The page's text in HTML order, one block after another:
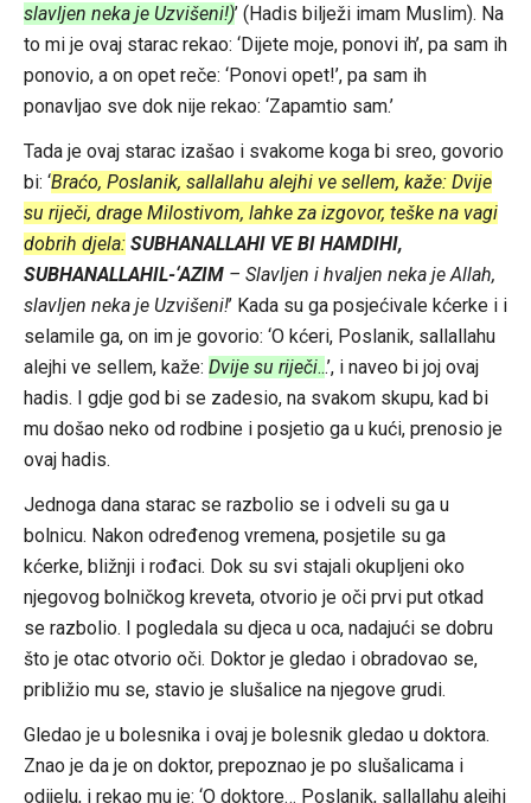
slavljen neka je Uzvišeni!)’ (Hadis bilježi imam Muslim). Na
to mi je ovaj starac rekao: ‘Dijete moje, ponovi ih’, pa sam ih
ponovio, a on opet reče: ‘Ponovi opet!’, pa sam ih
ponavljao sve dok nije rekao: ‘Zapamtio sam.’
Tada je ovaj starac izašao i svakome koga bi sreo, govorio
bi: ‘Braćo, Poslanik, sallallahu alejhi ve sellem, kaže: Dvije
su riječi, drage Milostivom, lahke za izgovor, teške na vagi
dobrih djela: SUBHANALLAHI VE BI HAMDIHI,
SUBHANALLAHIL-‘AZIM– Slavljen i hvaljen neka je Allah,
slavljen neka je Uzvišeni!’ Kada su ga posjećivale kćerke i i
selamile ga, on im je govorio: ‘O kćeri, Poslanik, sallallahu
alejhi ve sellem, kaže: Dvije su riječi...’, i naveo bi joj ovaj
hadis. I gdje god bi se zadesio, na svakom skupu, kad bi
mu došao neko od rodbine i posjetio ga u kući, prenosio je
ovaj hadis.
Jednoga dana starac se razbolio se i odveli su ga u
bolnicu. Nakon određenog vremena, posjetile su ga
kćerke, bližnji i rođaci. Dok su svi stajali okupljeni oko
njegovog bolničkog kreveta, otvorio je oči prvi put otkad
se razbolio. I pogledala su djeca u oca, nadajući se dobru
što je otac otvorio oči. Doktor je gledao i obradovao se,
približio mu se, stavio je slušalice na njegove grudi.
Gledao je u bolesnika i ovaj je bolesnik gledao u doktora.
Znao je da je on doktor, prepoznao je po slušalicama i
odijelu, i rekao mu je: ‘O doktore… Poslanik, sallallahu alejhi